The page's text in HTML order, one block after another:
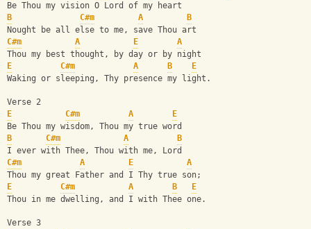
Be Thou my vision O Lord of my heart
B
C#m A
B
Nought be all else to me, save Thou art
C#m
A E
A
Thou my best thought, by day or by night
E
C#m A B
E
Waking or sleeping, Thy presence my light.
Verse 2
E
C#m A
E
Be Thou my wisdom, Thou my true word
B
C#m A
B
I ever with Thee, Thou with me, Lord
C#m
A E
A
Thou my great Father and I Thy true son;
E
C#m A B
E
Thou in me dwelling, and I with Thee one.
Verse 3